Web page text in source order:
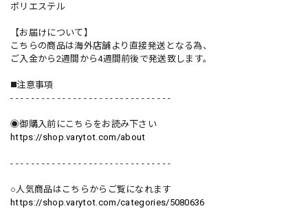
ポリエステル
【お届けについて】
こちらの商品は海外店舗より直接発送となる為、
ご入金から2週間から4週間前後で発送致します。
◼️注意事項
- - - - - - - - - - - - - - - - - - - - - - - - - - - - - - -
◉御購入前にこちらをお読み下さい
https://shop.varytot.com/about
- - - - - - - - - - - - - - - - - - - - - - - - - - - - - - -
○人気商品はこちらからご覧になれます
https://shop.varytot.com/categories/5080636